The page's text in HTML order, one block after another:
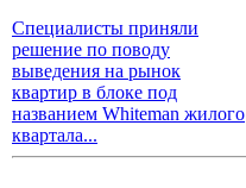
Специалисты приняли
решение по поводу
выведения на рынок
квартир в блоке под
названием Whiteman жилого
квартала...